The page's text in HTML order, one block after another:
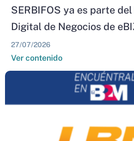
SERBIFOS ya es parte
Digital de Negocios de
27/07/2026
Ver contenido